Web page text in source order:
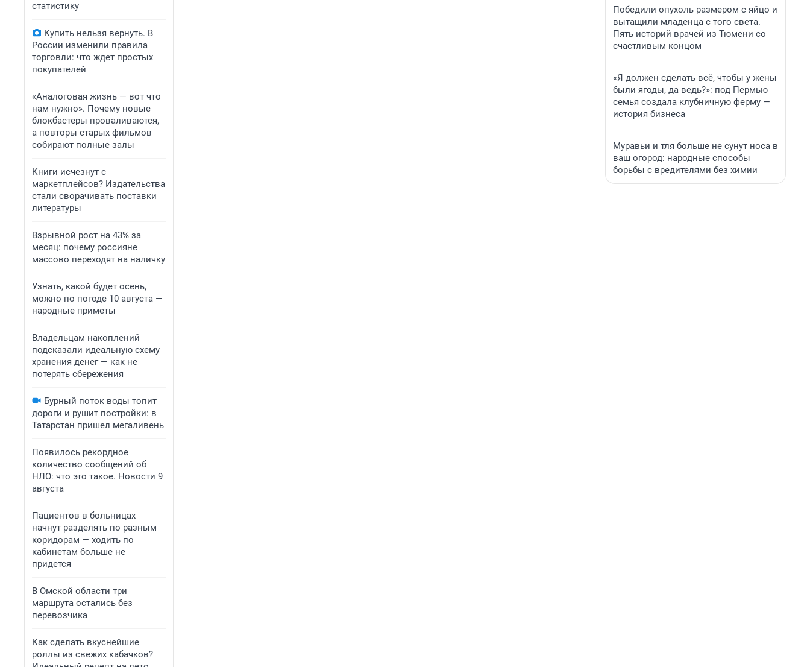
статистику
Купить нельзя вернуть. В
России изменили правила
торговли: что ждет простых
покупателей
«Аналоговая жизнь — вот что
нам нужно». Почему новые
блокбастеры проваливаются,
а повторы старых фильмов
собирают полные залы
Книги исчезнут с
маркетплейсов? Издательства
стали сворачивать поставки
литературы
Взрывной рост на 43% за
месяц: почему россияне
массово переходят на наличку
Узнать, какой будет осень,
можно по погоде 10 августа —
народные приметы
Владельцам накоплений
подсказали идеальную схему
хранения денег — как не
потерять сбережения
Бурный поток воды топит
дороги и рушит постройки: в
Татарстан пришел мегаливень
Появилось рекордное
количество сообщений об
НЛО: что это такое. Новости 9
августа
Пациентов в больницах
начнут разделять по разным
коридорам — ходить по
кабинетам больше не
придется
В Омской области три
маршрута остались без
перевозчика
Как сделать вкуснейшие
роллы из свежих кабачков?
Победили опухоль размером с яйцо и
вытащили младенца с того света.
Пять историй врачей из Тюмени со
счастливым концом
«Я должен сделать всё, чтобы у жены
были ягоды, да ведь?»: под Пермью
семья создала клубничную ферму —
история бизнеса
Муравьи и тля больше не сунут носа в
ваш огород: народные способы
борьбы с вредителями без химии